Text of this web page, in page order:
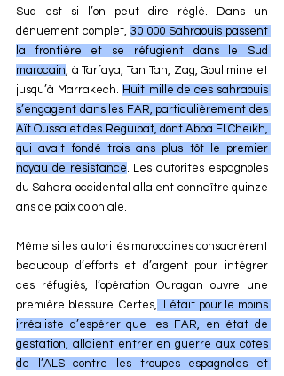
Sud est si l’on peut dire réglé. Dans un
dénuement complet, 30 000 Sahraouis passent
la frontière et se réfugient dans le Sud
marocain, à Tarfaya, Tan Tan, Zag, Goulimine et
jusqu’à Marrakech. Huit mille de ces sahraouis
s’engagent dans les FAR, particulièrement des
Aït Oussa et des Reguibat, dont Abba El Cheikh,
qui avait fondé trois ans plus tôt le premier
noyau de résistance. Les autorités espagnoles
du Sahara occidental allaient connaître quinze
ans de paix coloniale.
Même si les autorités marocaines consacrèrent
beaucoup d’efforts et d’argent pour intégrer
ces réfugiés, l’opération Ouragan ouvre une
première blessure. Certes, il était pour le moins
irréaliste d’espérer que les FAR, en état de
gestation, allaient entrer en guerre aux côtés
de l’ALS contre les troupes espagnoles et